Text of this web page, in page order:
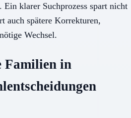
klarer Suchprozess spart nicht
auch spätere Korrekturen,
Wechsel.
Familien in